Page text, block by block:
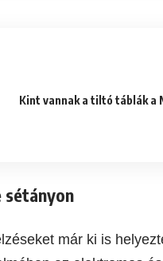
Kint vannak a tiltó táblák a
sétányon
már ki is